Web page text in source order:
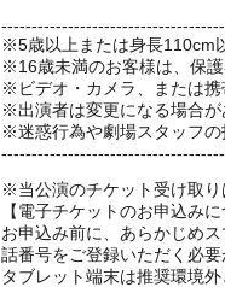
※5歳以上または身長110cm
※16歳未満のお客様は、保
※ビデオ・カメラ、または携
※出演者は変更になる場合が
※迷惑行為や劇場スタッフの
※当公演のチケット受け取り
【電子チケットのお申込みに
お申込み前に、あらかじめ
話番号をご登録いただく必要
タブレット端末は推奨環境